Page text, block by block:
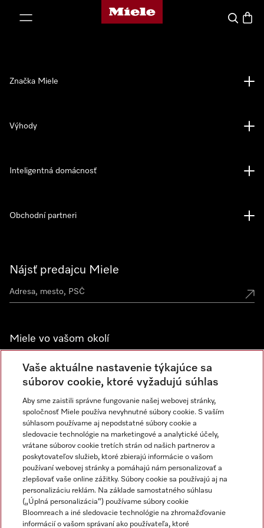
Domovská stránka spoločnosti Miele
Hľadať
Nájsť predajcu Miele
Miele vo vašom okolí
Spoznajte predajne Miele
Newsletter
Značka Miele
Výhody
Inteligentná domácnosť
Obchodní partneri
Miele na Instagrame
Miele na YouTube
Vaše aktuálne nastavenie týkajúce sa
súborov cookie, ktoré vyžadujú súhlas
Aby sme zaistili správne fungovanie našej webovej stránky,
spoločnosť Miele používa nevyhnutné súbory cookie. S vaším
súhlasom používame aj nepodstatné súbory cookie a
sledovacie technológie na marketingové a analytické účely,
vrátane súborov cookie tretích strán od našich partnerov a
poskytovateľov služieb, ktoré zbierajú informácie o vašom
používaní webovej stránky a pomáhajú nám personalizovať a
zlepšovať vaše online zážitky. Súbory cookie sa používajú aj na
personalizáciu reklám. Na základe samostatného súhlasu
(„Úplná personalizácia“) používame súbory cookie
Bloomreach a iné sledovacie technológie na zhromažďovanie
informácií o vašom správaní ako používateľa, ktoré